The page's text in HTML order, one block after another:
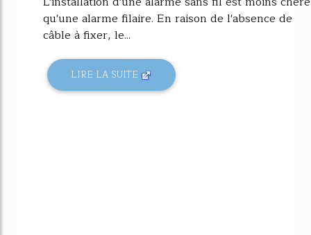
qu'une alarme filaire. En raison de l'absence de
câble à fixer, le...
LIRE LA SUITE